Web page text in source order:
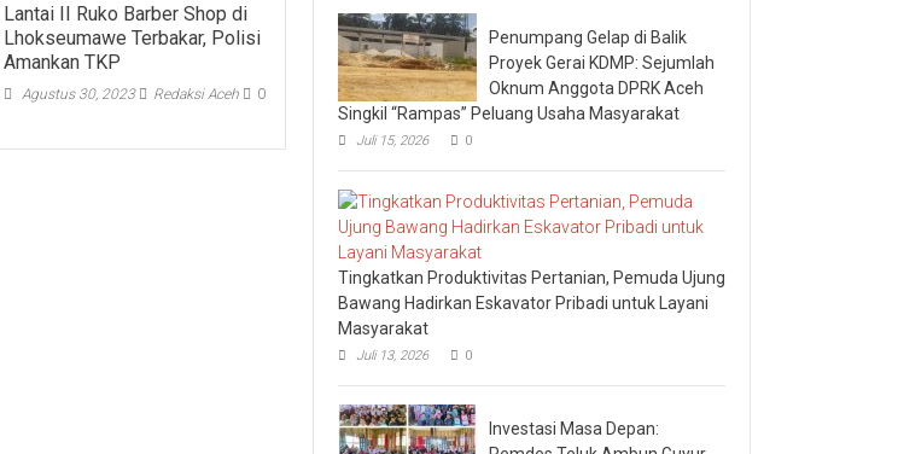
Lantai II Ruko Barber Shop di
Lhokseumawe Terbakar, Polisi
Amankan TKP
Agustus 30, 2023 Redaksi Aceh 0
Penumpang Gelap di Balik
Proyek Gerai KDMP: Sejumlah
Oknum Anggota DPRK Aceh
Singkil “Rampas” Peluang Usaha Masyarakat
Juli 15, 2026 0
Tingkatkan Produktivitas Pertanian, Pemuda Ujung
Bawang Hadirkan Eskavator Pribadi untuk Layani
Masyarakat
Juli 13, 2026 0
Investasi Masa Depan: